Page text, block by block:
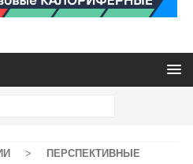
>
ПЕРСПЕКТИВНЫЕ